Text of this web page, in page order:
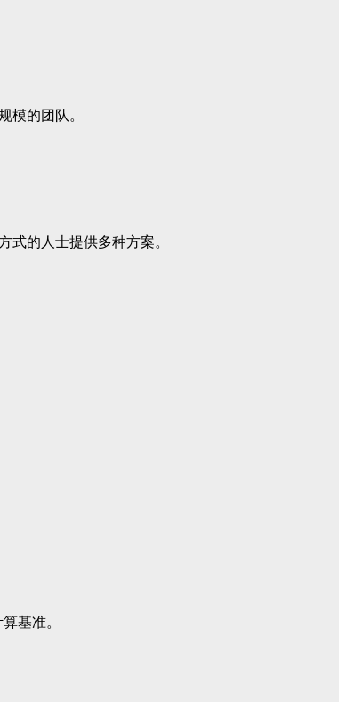
模的团队。
式的人士提供多种方案。
基准。